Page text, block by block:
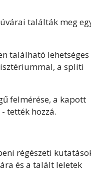
találták meg
található lehetséges
a spliti
felmérése, a kapott
tették hozzá.
régészeti
és a talált leletek